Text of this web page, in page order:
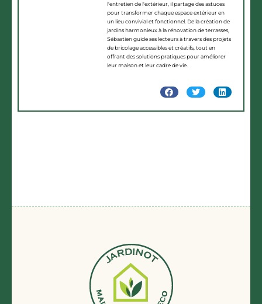
l'entretien de l'extérieur, il partage des astuces
pour transformer chaque espace extérieur en
un lieu convivial et fonctionnel. De la création de
jardins harmonieux à la rénovation de terrasses,
Sébastien guide ses lecteurs à travers des projets
de bricolage accessibles et créatifs, tout en
offrant des solutions pratiques pour améliorer
leur maison et leur cadre de vie.